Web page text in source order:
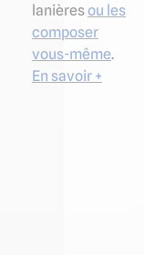
lanièresou les
composer
vous-même.
En savoir +